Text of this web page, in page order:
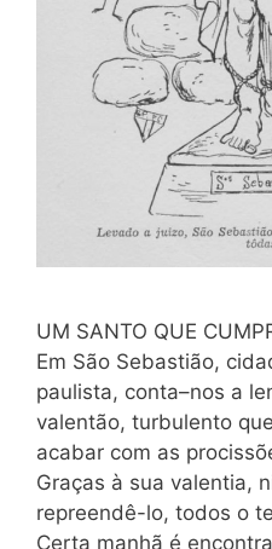
UM SANTO QUE
Em São Sebastião,
paulista, conta–nos a
valentão, turbulento
acabar com as
Graças à sua valentia,
repreendê-lo, todos o
Certa manhã é